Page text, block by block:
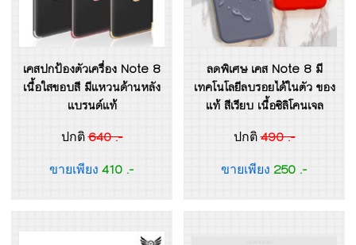
เคสปกป้องตัวเครื่อง Note 8
เนื้อใสขอบสี มีแหวนด้านหลัง
แบรนด์แท้
ปกติ640 .-
ขายเพียง 410 .-
ลดพิเศษ เคส Note 8 มี
เทคโนโลยีลบรอยได้ในตัว ของ
แท้ สีเรียบ เนื้อซิลิโคนเจล
ปกติ490 .-
ขายเพียง 250 .-